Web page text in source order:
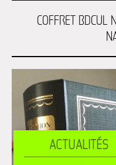
COFFRET BDCUL